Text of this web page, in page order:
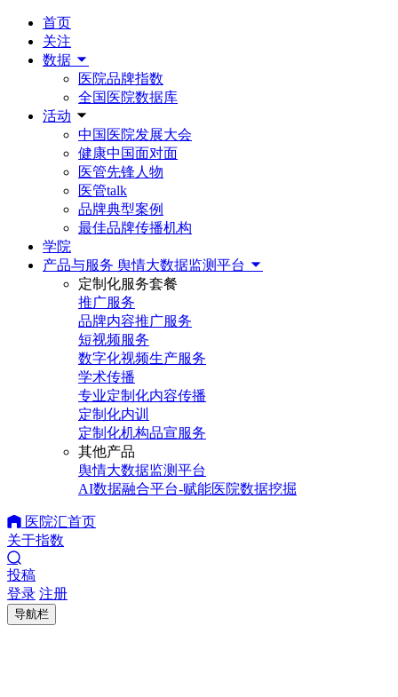
首页
关注
数据
医院品牌指数
全国医院数据库
活动
中国医院发展大会
健康中国面对面
医管先锋人物
医管talk
品牌典型案例
最佳品牌传播机构
学院
产品与服务 舆情大数据监测平台
定制化服务套餐
推广服务
品牌内容推广服务
短视频服务
数字化视频生产服务
学术传播
专业定制化内容传播
定制化内训
定制化机构品宣服务
其他产品
舆情大数据监测平台
AI数据融合平台-赋能医院数据挖掘
医院汇首页
关于指数
投稿
登录 注册
导航栏